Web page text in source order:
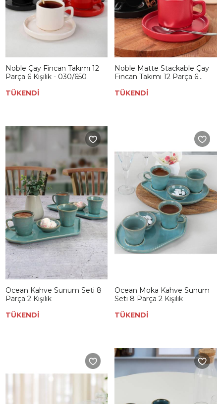
Noble Çay Fincan Takımı 12
Parça 6 Kişilik - 030/650
TÜKENDİ
Noble Matte Stackable Çay
Fincan Takımı 12 Parça 6
TÜKENDİ
Ocean Kahve Sunum Seti 8
Parça 2 Kişilik
TÜKENDİ
Ocean Moka Kahve Sunum
Seti 8 Parça 2 Kişilik
TÜKENDİ